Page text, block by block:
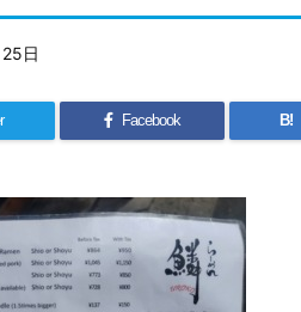
日
Facebook B!